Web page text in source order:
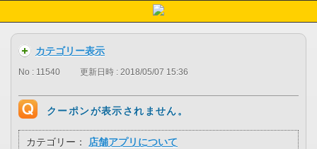
カテゴリー表示
No : 11540 更新日時 : 2018/05/07 15:36
クーポンが表示されません。
カテゴリー： 店舗アプリについて